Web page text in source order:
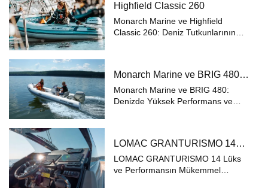
Highfield Classic 260
Monarch Marine ve Highfield
Classic 260: Deniz Tutkunlarının
Marine, alanında uzman ekibi ve
geniş ürün...
Monarch Marine ve BRIG 480:
Denizde Yüksek Performans ve
Güvenlik
Monarch Marine ve BRIG 480:
Denizde Yüksek Performans ve
1997 yılından bu yana denizcilik
sektöründe sundu...
LOMAC GRANTURISMO 14
Lüks ve Performansın
Mükemmel Buluşması
LOMAC GRANTURISMO 14 Lüks
ve Performansın Mükemmel